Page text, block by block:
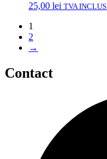
25,00 lei TVA INCLUS
1
2
→
Contact